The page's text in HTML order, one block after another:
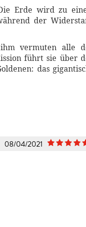
Erde wird zu
der
vermuten alle
führt sie über
das
08/04/2021